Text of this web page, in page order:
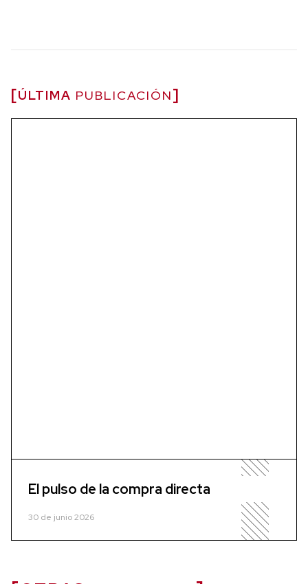
ÚLTIMA PUBLICACIÓN
El pulso de la compra directa
30 de junio 2026